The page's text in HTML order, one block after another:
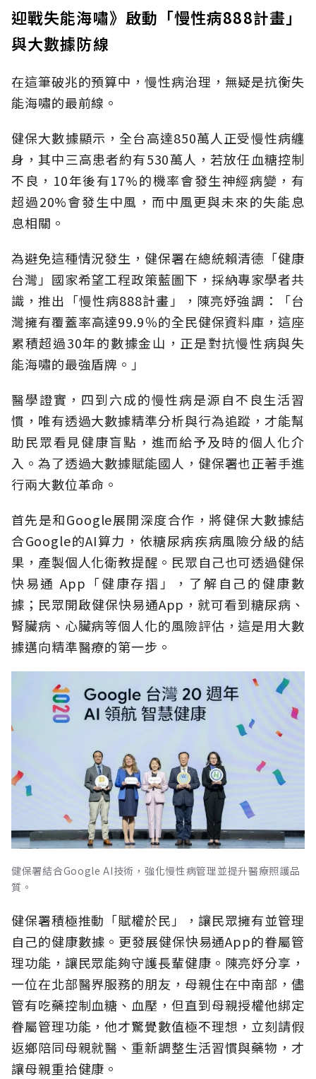
迎戰失能海嘯》啟動「慢性病888計畫」
與大數據防線
在這筆破兆的預算中，慢性病治理，無疑是抗衡失
能海嘯的最前線。
健保大數據顯示，全台高達850萬人正受慢性病纏
身，其中三高患者約有530萬人，若放任血糖控制
不良，10年後有17%的機率會發生神經病變，有
超過20%會發生中風，而中風更與未來的失能息
息相關。
為避免這種情況發生，健保署在總統賴清德「健康
台灣」國家希望工程政策藍圖下，採納專家學者共
識，推出「慢性病888計畫」，陳亮妤強調：「台
灣擁有覆蓋率高達99.9％的全民健保資料庫，這座
累積超過30年的數據金山，正是對抗慢性病與失
能海嘯的最強盾牌。」
醫學證實，四到六成的慢性病是源自不良生活習
慣，唯有透過大數據精準分析與行為追蹤，才能幫
助民眾看見健康盲點，進而給予及時的個人化介
入。為了透過大數據賦能國人，健保署也正著手進
行兩大數位革命。
首先是和Google展開深度合作，將健保大數據結
合Google的AI算力，依糖尿病疾病風險分級的結
果，產製個人化衛教提醒。民眾自己也可透過健保
快易通 App「健康存摺」，了解自己的健康數
據；民眾開啟健保快易通App，就可看到糖尿病、
腎臟病、心臟病等個人化的風險評估，這是用大數
據邁向精準醫療的第一步。
健保署結合Google AI技術，強化慢性病管理並提升醫療照護品
質。
健保署積極推動「賦權於民」，讓民眾擁有並管理
自己的健康數據。更發展健保快易通App的眷屬管
理功能，讓民眾能夠守護長輩健康。陳亮妤分享，
一位在北部醫界服務的朋友，母親住在中南部，儘
管有吃藥控制血糖、血壓，但直到母親授權他綁定
眷屬管理功能，他才驚覺數值極不理想，立刻請假
返鄉陪同母親就醫、重新調整生活習慣與藥物，才
讓母親重拾健康。